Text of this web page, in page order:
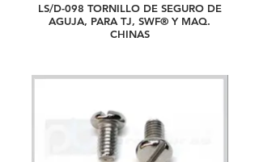
LS/D-098 TORNILLO DE SEGURO DE
AGUJA, PARA TJ, SWF® Y MAQ.
CHINAS